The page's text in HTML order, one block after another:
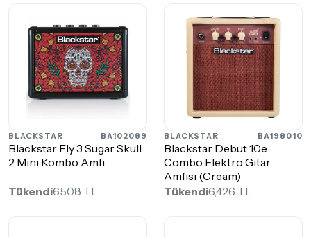
BLACKSTAR BA102089
Blackstar Fly 3 Sugar Skull
2 Mini Kombo Amfi
Tükendi6,508 TL
BLACKSTAR BA198010
Blackstar Debut 10e
Combo Elektro Gitar
Amfisi (Cream)
Tükendi6,426 TL